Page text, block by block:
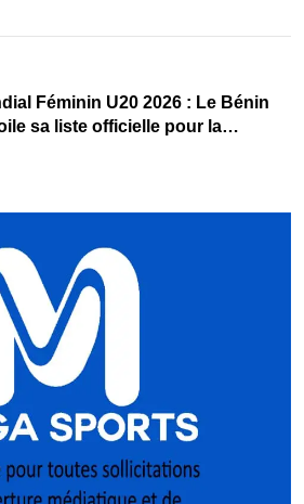
Féminin U20 2026 : Le Bénin
sa liste officielle pour la